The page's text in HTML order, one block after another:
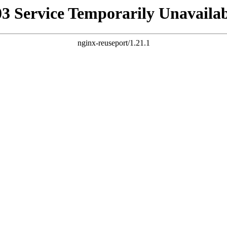
Service Temporarily
nginx-reuseport/1.21.1